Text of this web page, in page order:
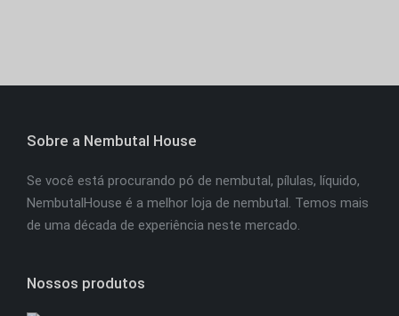
Sobre a Nembutal House
Se você está procurando pó de nembutal, pílulas, líquido,
NembutalHouse é a melhor loja de nembutal. Temos mais
de uma década de experiência neste mercado.
Nossos produtos